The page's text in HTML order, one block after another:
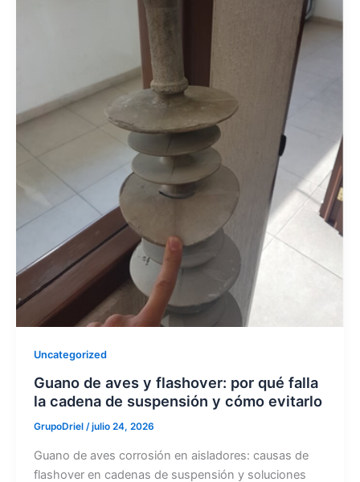
Uncategorized
Guano de aves y flashover: por qué falla
la cadena de suspensión y cómo evitarlo
GrupoDriel /julio 24, 2026
Guano de aves corrosión en aisladores: causas de
flashover en cadenas de suspensión y soluciones